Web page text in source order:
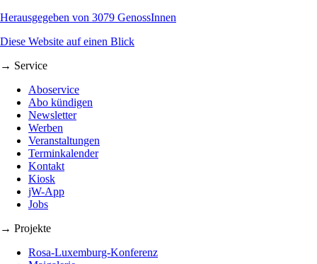
Herausgegeben von 3079 GenossInnen
Diese Website auf einen Blick
→ Service
Aboservice
Abo kündigen
Newsletter
Werben
Veranstaltungen
Terminkalender
Kontakt
Kiosk
jW-App
Jobs
→ Projekte
Rosa-Luxemburg-Konferenz